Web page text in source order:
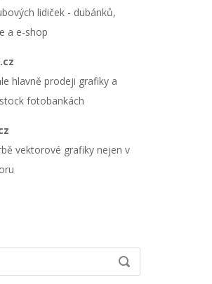
lidiček - dubánků,
a e-shop
hlavně prodeji grafiky a
fotobankách
vektorové grafiky nejen v
VYHLEDÁVÁNÍ